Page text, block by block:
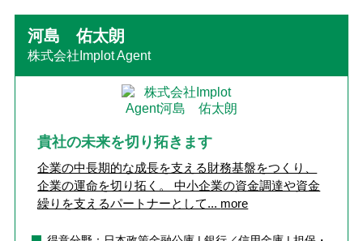
河島 佑太朗
株式会社Implot Agent
貴社の未来を切り拓きます
企業の中長期的な成長を支える財務基盤をつくり、
企業の運命を切り拓く。 中小企業の資金調達や資金
繰りを支えるパートナーとして... more